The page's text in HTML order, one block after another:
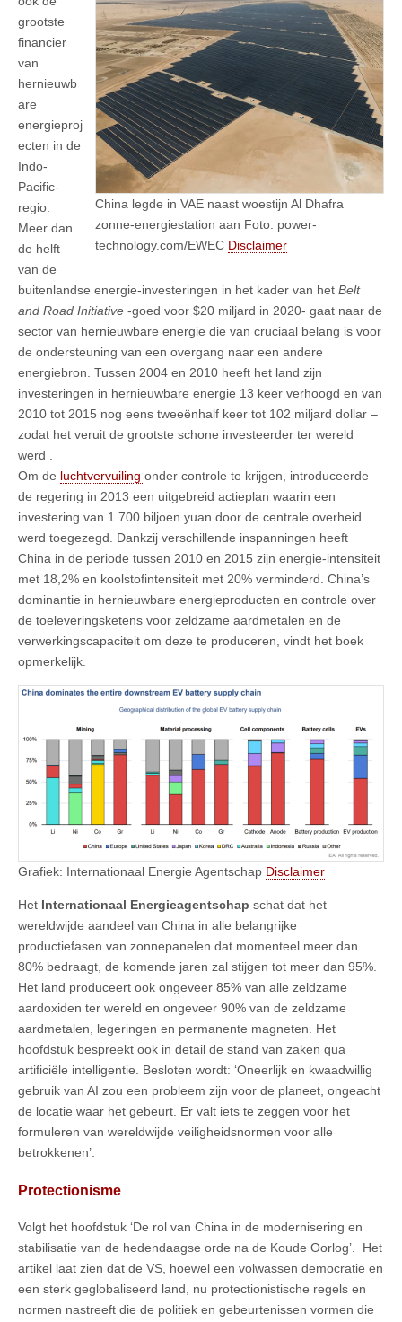
China legde in VAE naast woestijn Al Dhafra
zonne-energiestation aan Foto: power-
technology.com/EWEC Disclaimer
grootste
financier
van
hernieuwb
are
energieproj
ecten in de
Indo-
Pacific-
regio.
Meer dan
de helft
van de
buitenlandse energie-investeringen in het kader van het Belt
and Road Initiative -goed voor $20 miljard in 2020- gaat naar de
sector van hernieuwbare energie die van cruciaal belang is voor
de ondersteuning van een overgang naar een andere
energiebron. Tussen 2004 en 2010 heeft het land zijn
investeringen in hernieuwbare energie 13 keer verhoogd en van
2010 tot 2015 nog eens tweeënhalf keer tot 102 miljard dollar –
zodat het veruit de grootste schone investeerder ter wereld
werd .
Om de luchtvervuiling onder controle te krijgen, introduceerde
de regering in 2013 een uitgebreid actieplan waarin een
investering van 1.700 biljoen yuan door de centrale overheid
werd toegezegd. Dankzij verschillende inspanningen heeft
China in de periode tussen 2010 en 2015 zijn energie-intensiteit
met 18,2% en koolstofintensiteit met 20% verminderd. China’s
dominantie in hernieuwbare energieproducten en controle over
de toeleveringsketens voor zeldzame aardmetalen en de
verwerkingscapaciteit om deze te produceren, vindt het boek
opmerkelijk.
Grafiek: Internationaal Energie Agentschap Disclaimer
Het Internationaal Energieagentschap schat dat het
wereldwijde aandeel van China in alle belangrijke
productiefasen van zonnepanelen dat momenteel meer dan
80% bedraagt, de komende jaren zal stijgen tot meer dan 95%.
Het land produceert ook ongeveer 85% van alle zeldzame
aardoxiden ter wereld en ongeveer 90% van de zeldzame
aardmetalen, legeringen en permanente magneten. Het
hoofdstuk bespreekt ook in detail de stand van zaken qua
artificiële intelligentie. Besloten wordt: ‘Oneerlijk en kwaadwillig
gebruik van AI zou een probleem zijn voor de planeet, ongeacht
de locatie waar het gebeurt. Er valt iets te zeggen voor het
formuleren van wereldwijde veiligheidsnormen voor alle
betrokkenen’.
Protectionisme
Volgt het hoofdstuk ‘De rol van China in de modernisering en
stabilisatie van de hedendaagse orde na de Koude Oorlog’. Het
artikel laat zien dat de VS, hoewel een volwassen democratie en
een sterk geglobaliseerd land, nu protectionistische regels en
normen nastreeft die de politiek en gebeurtenissen vormen die